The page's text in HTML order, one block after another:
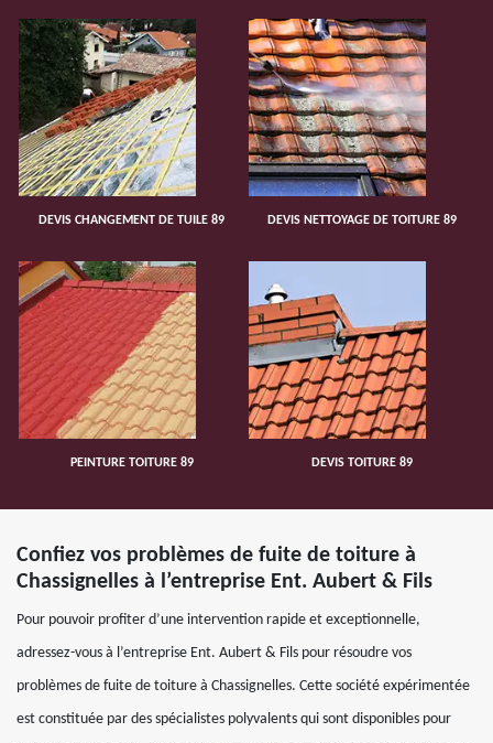
DEVIS CHANGEMENT DE TUILE 89 DEVIS NETTOYAGE DE TOITURE 89
PEINTURE TOITURE 89 DEVIS TOITURE 89
Confiez vos problèmes de fuite de toiture à
Chassignelles à l’entreprise Ent. Aubert & Fils
Pour pouvoir profiter d’une intervention rapide et exceptionnelle,
adressez-vous à l’entreprise Ent. Aubert & Fils pour résoudre vos
problèmes de fuite de toiture à Chassignelles. Cette société expérimentée
est constituée par des spécialistes polyvalents qui sont disponibles pour